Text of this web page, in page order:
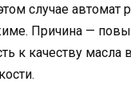
случае автомат
Причина —
к качеству